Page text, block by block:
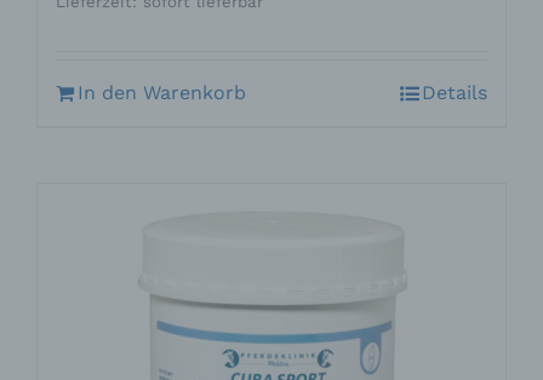
In den Warenkorb Details